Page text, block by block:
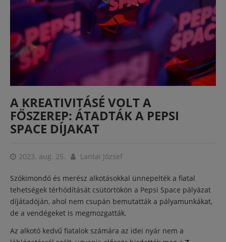
A KREATIVITÁSÉ VOLT A
FŐSZEREP: ÁTADTÁK A PEPSI
SPACE DÍJAKAT
2023. aug. 25. Lantai József
Szókimondó és merész alkotásokkal ünnepelték a fiatal
tehetségek térhódítását csütörtökön a Pepsi Space pályázat
díjátadóján, ahol nem csupán bemutatták a pályamunkákat,
de a vendégeket is megmozgatták.
Az alkotó kedvű fiatalok számára az idei nyár nem a